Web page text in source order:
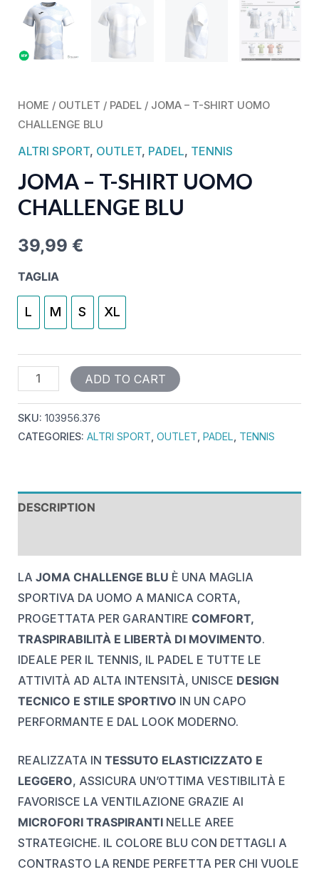
HOME / OUTLET / PADEL/ JOMA – T-SHIRT UOMO
CHALLENGE BLU
ALTRI SPORT, OUTLET, PADEL, TENNIS
JOMA – T-SHIRT UOMO
CHALLENGE BLU
39,99 €
TAGLIA
L M S XL
ADD TO CART
SKU: 103956.376
CATEGORIES: ALTRI SPORT OUTLET PADEL TENNIS
DESCRIPTION
LA JOMA CHALLENGE BLU È UNA MAGLIA
SPORTIVA DA UOMO A MANICA CORTA,
PROGETTATA PER GARANTIRE COMFORT,
TRASPIRABILITÀ E LIBERTÀ DI MOVIMENTO.
IDEALE PER IL TENNIS, IL PADEL E TUTTE LE
ATTIVITÀ AD ALTA INTENSITÀ, UNISCE DESIGN
TECNICO E STILE SPORTIVO IN UN CAPO
PERFORMANTE E DAL LOOK MODERNO.
REALIZZATA IN TESSUTO ELASTICIZZATO E
LEGGERO, ASSICURA UN’OTTIMA VESTIBILITÀ E
FAVORISCE LA VENTILAZIONE GRAZIE AI
MICROFORI TRASPIRANTINELLE AREE
STRATEGICHE. IL COLORE BLU CON DETTAGLI A
CONTRASTO LA RENDE PERFETTA PER CHI VUOLE